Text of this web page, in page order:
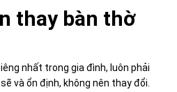
thay bàn thờ
nhất trong gia đình, luôn phải
và ổn định, không nên thay đổi.